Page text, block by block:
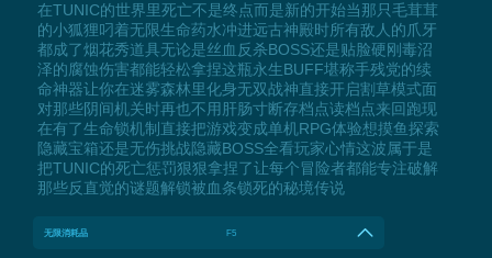
在TUNIC的世界里死亡不是终点而是新的开始当那只毛茸茸
的小狐狸叼着无限生命药水冲进远古神殿时所有敌人的爪牙
都成了烟花秀道具无论是丝血反杀BOSS还是贴脸硬刚毒沼
泽的腐蚀伤害都能轻松拿捏这瓶永生BUFF堪称手残党的续
命神器让你在迷雾森林里化身无双战神直接开启割草模式面
对那些阴间机关时再也不用肝肠寸断存档点读档点来回跑现
在有了生命锁机制直接把游戏变成单机RPG体验想摸鱼探索
隐藏宝箱还是无伤挑战隐藏BOSS全看玩家心情这波属于是
把TUNIC的死亡惩罚狠狠拿捏了让每个冒险者都能专注破解
那些反直觉的谜题解锁被血条锁死的秘境传说
无限消耗品 F5